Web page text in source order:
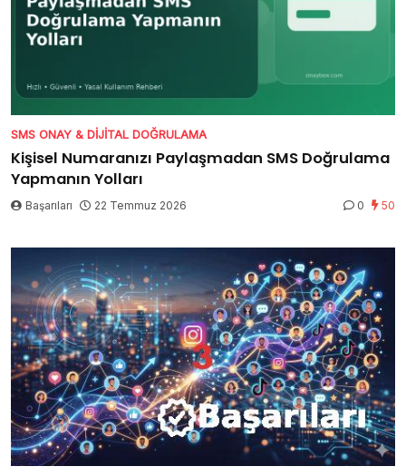
SMS ONAY & DIJITAL DOĞRULAMA
Kişisel Numaranızı Paylaşmadan SMS Doğrulama
Yapmanın Yolları
Başarıları 22 Temmuz 2026 0 50